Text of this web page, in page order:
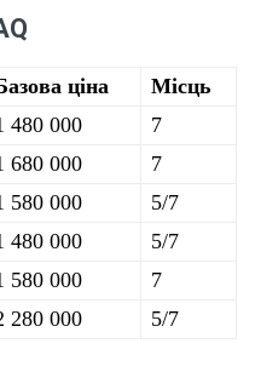
ціна
Місць
480 000
7
680 000
7
580 000
5/7
480 000
5/7
580 000
7
280 000 5/7